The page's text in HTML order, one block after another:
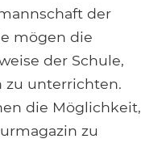
der
mögen die
der Schule,
zu unterrichten.
die Möglichkeit,
zu